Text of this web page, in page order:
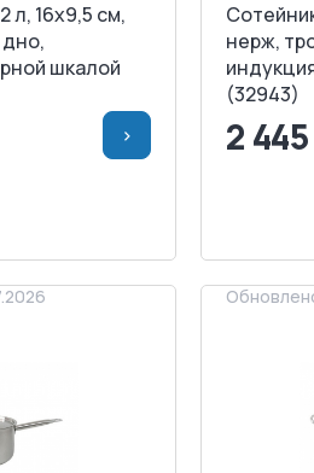
л, 16х9,5 см,
шкалой
>
нерж,
(32943)
2